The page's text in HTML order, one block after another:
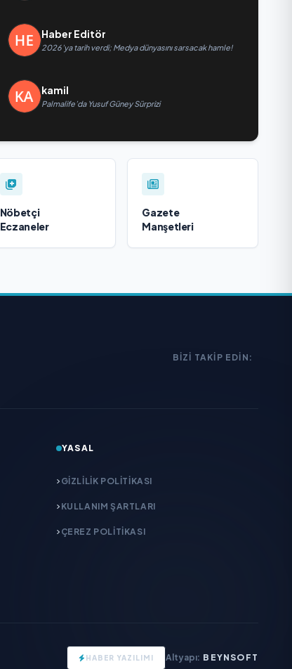
Haber Editör
2026’ya tarih verdi; Medya dünyasını sarsacak hamle!
kamil
Palmalife’da Yusuf Güney Sürprizi
Nöbetçi
Eczaneler
Gazete
Manşetleri
BIZI TAKIP EDIN:
YASAL
GIZLILIK POLITIKASI
KULLANIM ŞARTLARI
ÇEREZ POLITIKASI
HABER YAZILIMI Altyapı: BEYNSOFT